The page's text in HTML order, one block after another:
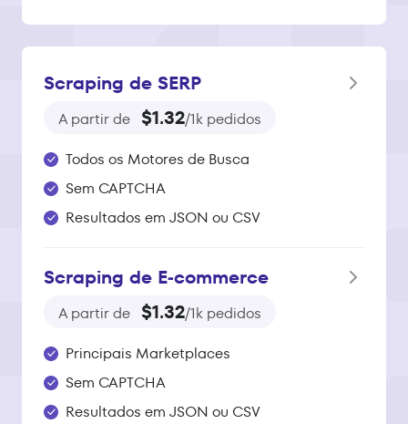
Scraping de SERP
A partir de $1.32/1k pedidos
Todos os Motores de Busca
Sem CAPTCHA
Resultados em JSON ou CSV
Scraping de E‑commerce
A partir de $1.32/1k pedidos
Principais Marketplaces
Sem CAPTCHA
Resultados em JSON ou CSV